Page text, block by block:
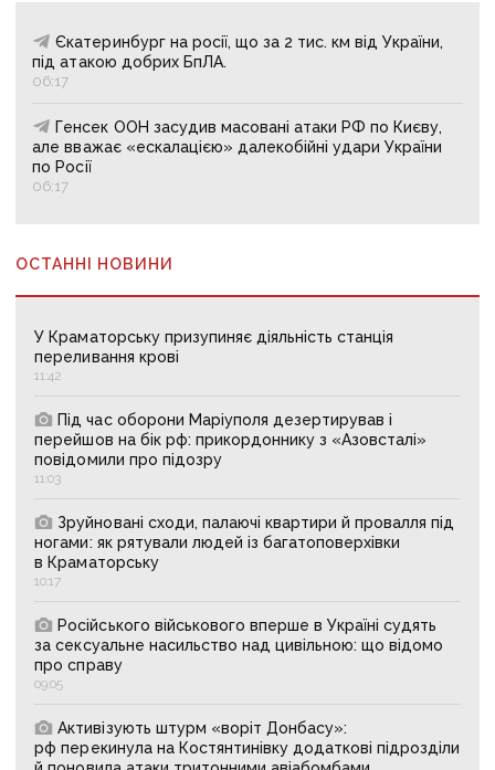
Єкатеринбург на росії, що за 2 тис. км від України,
під атакою добрих БпЛА.
06:17
Генсек ООН засудив масовані атаки РФ по Києву,
але вважає «ескалацією» далекобійні удари України
по Росії
06:17
ОСТАННІ НОВИНИ
У Краматорську призупиняє діяльність станція
переливання крові
11:42
Під час оборони Маріуполя дезертирував і
перейшов на бік рф: прикордоннику з «Азовсталі»
повідомили про підозру
11:03
Зруйновані сходи, палаючі квартири й провалля під
ногами: як рятували людей із багатоповерхівки
в Краматорську
10:17
Російського військового вперше в Україні судять
за сексуальне насильство над цивільною: що відомо
про справу
09:05
Активізують штурм «воріт Донбасу»:
рф перекинула на Костянтинівку додаткові підрозділи